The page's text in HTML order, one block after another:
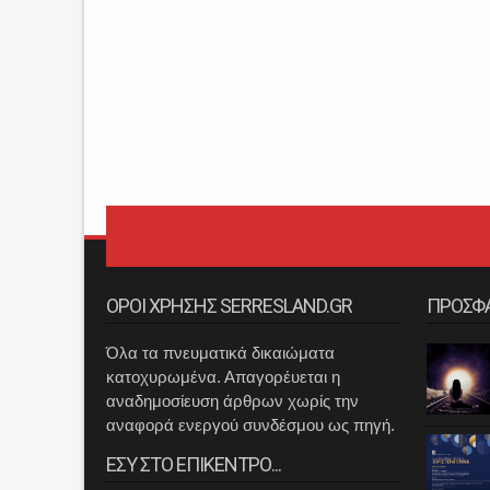
ΟΡΟΙ ΧΡΗΣΗΣ SERRESLAND.GR
Όλα τα πνευματικά δικαιώματα
κατοχυρωμένα. Απαγορέυεται η
αναδημοσίευση άρθρων χωρίς την
αναφορά ενεργού συνδέσμου ως πηγή.
ΕΣΥ ΣΤΟ ΕΠΙΚΕΝΤΡΟ...